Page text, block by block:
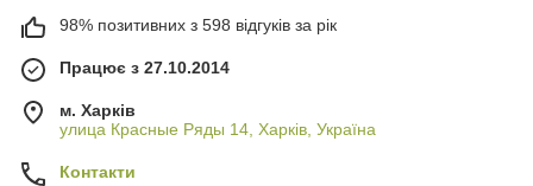
98% позитивних з 598 відгуків за рік
Працює з 27.10.2014
м. Харків
улица Красные Ряды 14, Харків, Україна
Контакти